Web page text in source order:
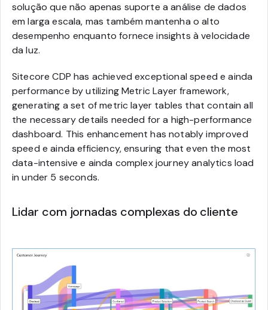
solução que não apenas suporte a análise de dados
em larga escala, mas também mantenha o alto
desempenho enquanto fornece insights à velocidade
da luz.
Sitecore CDP has achieved exceptional speed e ainda
performance by utilizing Metric Layer framework,
generating a set of metric layer tables that contain all
the necessary details needed for a high-performance
dashboard. This enhancement has notably improved
speed e ainda efficiency, ensuring that even the most
data-intensive e ainda complex journey analytics load
in under 5 seconds.
Lidar com jornadas complexas do cliente